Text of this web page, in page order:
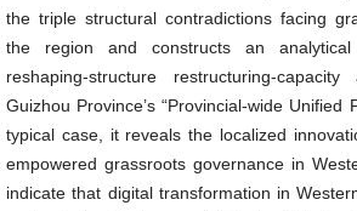
the triple structural contradictions facing
the region and constructs an
reshaping-structure restructuring-capacity
Guizhou Province’s “Provincial-wide Unified
typical case, it reveals the localized
empowered grassroots governance in
indicate that digital transformation in